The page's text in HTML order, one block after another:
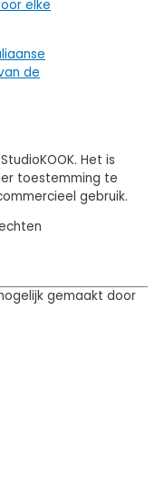
elke
de
Het is
toestemming te
gebruik.
gemaakt door